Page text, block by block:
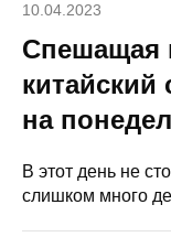
10.04.2023
Спешащая
китайский
на
В этот день не
слишком много